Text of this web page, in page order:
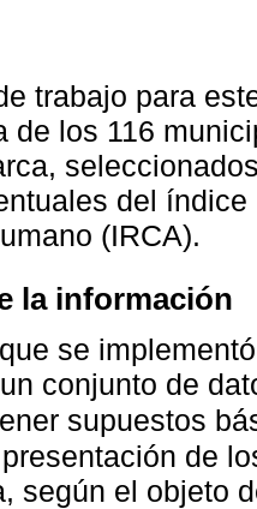
trabajo para
de los 116
del
(IRCA).
la información
se
conjunto de
supuestos
de
según el objeto